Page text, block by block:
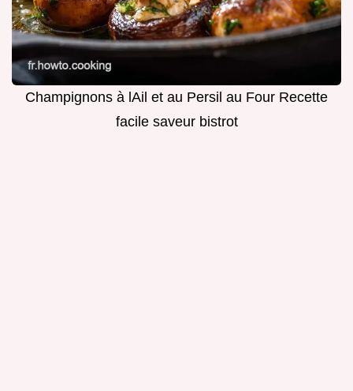
Champignons à lAil et au Persil au Four Recette
facile saveur bistrot